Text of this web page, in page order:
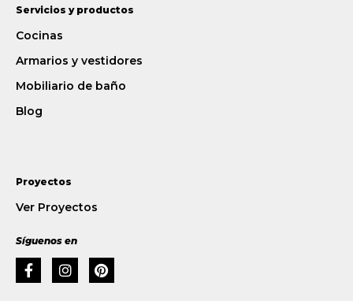
Servicios y productos
Cocinas
Armarios y vestidores
Mobiliario de baño
Blog
Proyectos
Ver Proyectos
Síguenos en